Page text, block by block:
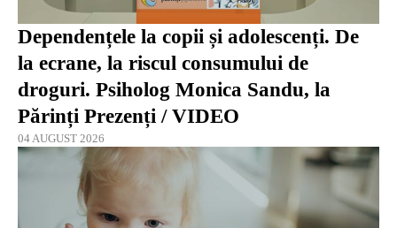
Dependențele la copii și adolescenți. De
la ecrane, la riscul consumului de
droguri. Psiholog Monica Sandu, la
Părinți Prezenți / VIDEO
04 AUGUST 2026